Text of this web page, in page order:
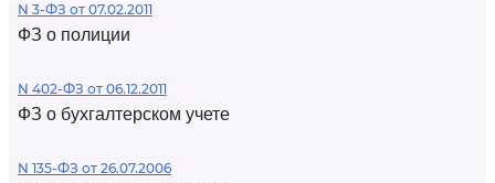
N 3-ФЗ от 07.02.2011
ФЗ о полиции
N 402-ФЗ от 06.12.2011
ФЗ о бухгалтерском учете
N 135-ФЗ от 26.07.2006